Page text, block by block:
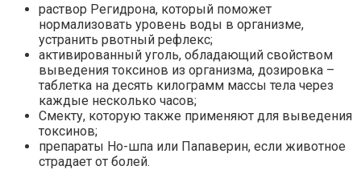
раствор Регидрона, который поможет
нормализовать уровень воды в организме,
устранить рвотный рефлекс;
активированный уголь, обладающий свойством
выведения токсинов из организма, дозировка –
таблетка на десять килограмм массы тела через
каждые несколько часов;
Смекту, которую также применяют для выведения
токсинов;
препараты Но-шпа или Папаверин, если животное
страдает от болей.